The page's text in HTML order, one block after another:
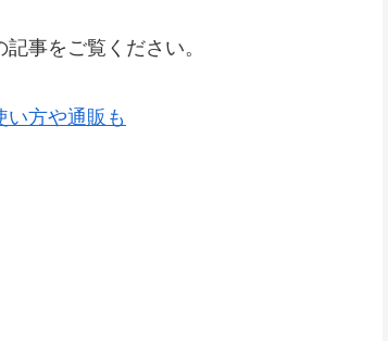
事をご覧ください。
い方や通販も